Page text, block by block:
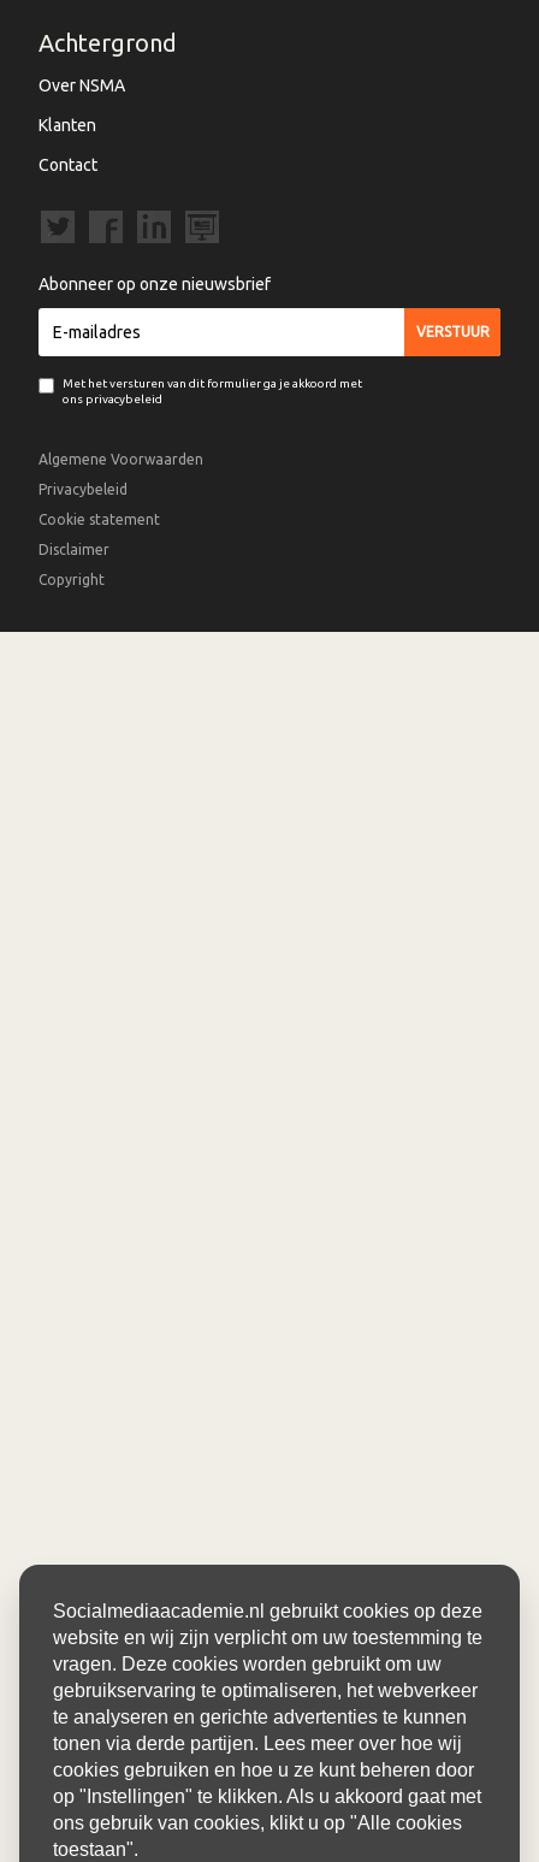
Achtergrond
Over NSMA
Klanten
Contact
Abonneer op onze nieuwsbrief
Met het versturen van dit formulier ga je akkoord met
ons privacybeleid
Algemene Voorwaarden
Privacybeleid
Cookie statement
Disclaimer
Copyright
Socialmediaacademie.nl gebruikt cookies op deze
website en wij zijn verplicht om uw toestemming te
vragen. Deze cookies worden gebruikt om uw
gebruikservaring te optimaliseren, het webverkeer
te analyseren en gerichte advertenties te kunnen
tonen via derde partijen. Lees meer over hoe wij
cookies gebruiken en hoe u ze kunt beheren door
op "Instellingen" te klikken. Als u akkoord gaat met
ons gebruik van cookies, klikt u op "Alle cookies
toestaan".